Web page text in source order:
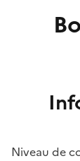
Niveau de